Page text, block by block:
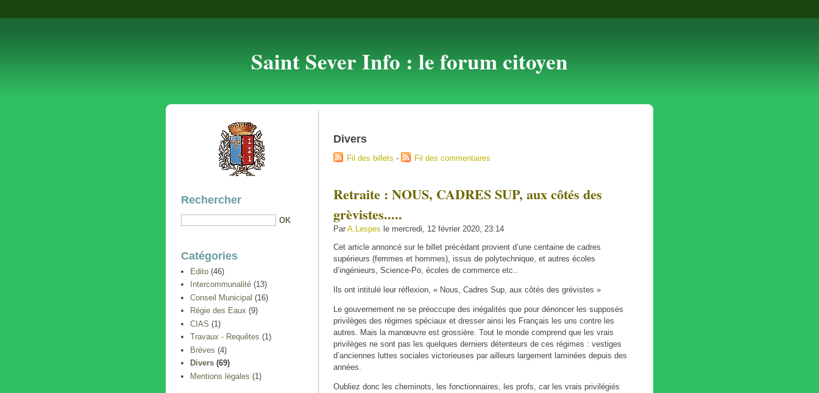
Saint Sever Info : le forum citoyen
Divers
Fil des billets - Fil des commentaires
Retraite : NOUS, CADRES SUP, aux côtés des
grèvistes.....
Par A.Lespes le mercredi, 12 février 2020, 23:14
Cet article annoncé sur le billet précédant provient d’une centaine de cadres
supérieurs (femmes et hommes), issus de polytechnique, et autres écoles
d’ingénieurs, Science-Po, écoles de commerce etc..
Ils ont intitulé leur réflexion, « Nous, Cadres Sup, aux côtés des grévistes »
Le gouvernement ne se préoccupe des inégalités que pour dénoncer les supposés
privilèges des régimes spéciaux et dresser ainsi les Français les uns contre les
autres. Mais la manœuvre est grossière. Tout le monde comprend que les vrais
privilèges ne sont pas les quelques derniers détenteurs de ces régimes : vestiges
d’anciennes luttes sociales victorieuses par ailleurs largement laminées depuis des
années.
Oubliez donc les cheminots, les fonctionnaires, les profs, car les vrais privilégiés
Rechercher
Catégories
Edito (46)
Intercommunalité (13)
Conseil Municipal (16)
Régie des Eaux (9)
CIAS (1)
Travaux - Requêtes (1)
Brèves (4)
Divers (69)
Mentions légales (1)